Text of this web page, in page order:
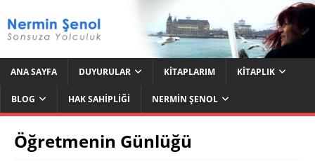
ANA SAYFA DUYURULAR KITAPLARIM KITAPLIK
BLOG HAK SAHIPLIĞI NERMIN ŞENOL
Öğretmenin Günlüğü